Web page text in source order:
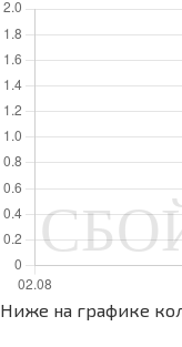
Ниже на графике